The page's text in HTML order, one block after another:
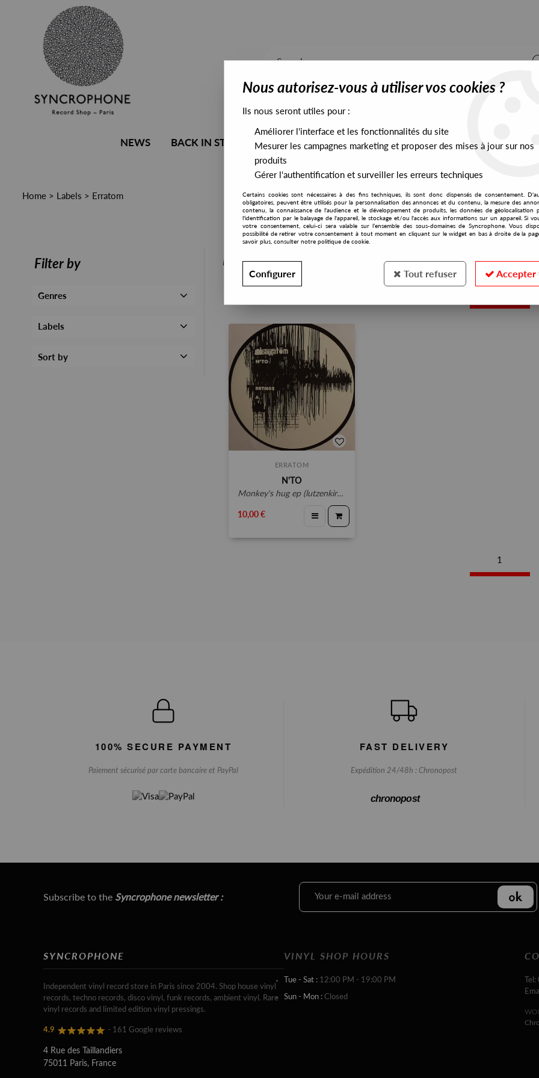
NEWS BACK IN STOCK ALL STOCK EXCLUSIVES PRESALES EXCLUSIVES
Home > Labels > Erratom
Filter by
Genres
Labels
Sort by
PRESALES EXCLUSIVES
ERRATOM
N'TO
monkey's hug ep (lutzenkirchen remix)
10,00 €
1
100% SECURE PAYMENT
Paiement sécurisé par carte bancaire et PayPal
FAST DELIVERY
Expédition 24/48h : Chronopost
chronopost
Subscribe to the Syncrophone newsletter :
SYNCROPHONE
Independent vinyl record store in Paris since 2004. Shop house vinyl
records, techno records, disco vinyl, funk records, ambient vinyl. Rare
vinyl records and limited edition vinyl pressings.
4.9 - 161 Google reviews
4 Rue des Taillandiers
75011 Paris, France
VINYL SHOP HOURS
Tue - Sat : 12:00 PM - 19:00 PM
Sun - Mon : Closed
Nous autorisez-vous à utiliser vos cookies ?
Ils nous seront utiles pour :
Améliorer l'interface et les fonctionnalités du site
Mesurer les campagnes marketing et proposer des mises à jour sur nos
produits
Gérer l'authentification et surveiller les erreurs techniques
Certains cookies sont nécessaires à des fins techniques, ils sont donc dispensés de consentement.
obligatoires, peuvent être utilisés pour la personnalisation des annonces et du contenu, la mesure des
contenu, la connaissance de l'audience et le développement de produits, les données de géolocalisation
l'identification par le balayage de l'appareil, le stockage et/ou l'accès aux informations sur un appareil. Si
votre consentement, celui-ci sera valable sur l’ensemble des sous-domaines de Syncrophone. Vous
possibilité de retirer votre consentement à tout moment en cliquant sur le widget en bas à droite de la
savoir plus, consulter notre politique de cookie.
Configurer Tout refuser Accepter